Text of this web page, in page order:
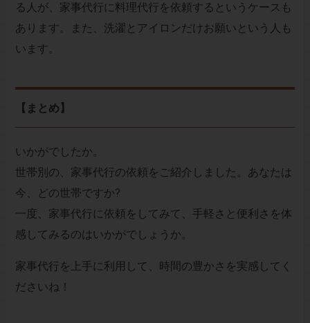
る人が、家事代行に料理代行を依頼するというケースも
あります。また、洗濯とアイロンだけお願いという人も
います。
【まとめ】
いかがでしたか。
世帯別の、家事代行の依頼をご紹介しました。あなたは
今、どの世帯ですか?
一度、家事代行に依頼をしてみて、手軽さと便利さを体
感してみるのはいかがでしょうか。
家事代行を上手に利用して、時間の豊かさを実感してく
ださいね！